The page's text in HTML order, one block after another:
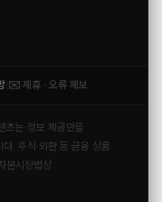
✉️ 제휴 · 오류 제보
츠는 정보 제공만을
. 주식·외환 등 금융 상품
본시장법상